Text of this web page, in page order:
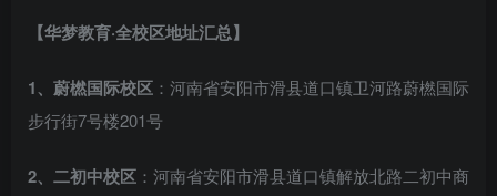
【华梦教育·全校区地址汇总】
1、蔚橪国际校区 ：河南省安阳市滑县道口镇卫河路蔚橪国际
步行街7号楼201号
2、二初中校区 ：河南省安阳市滑县道口镇解放北路二初中商